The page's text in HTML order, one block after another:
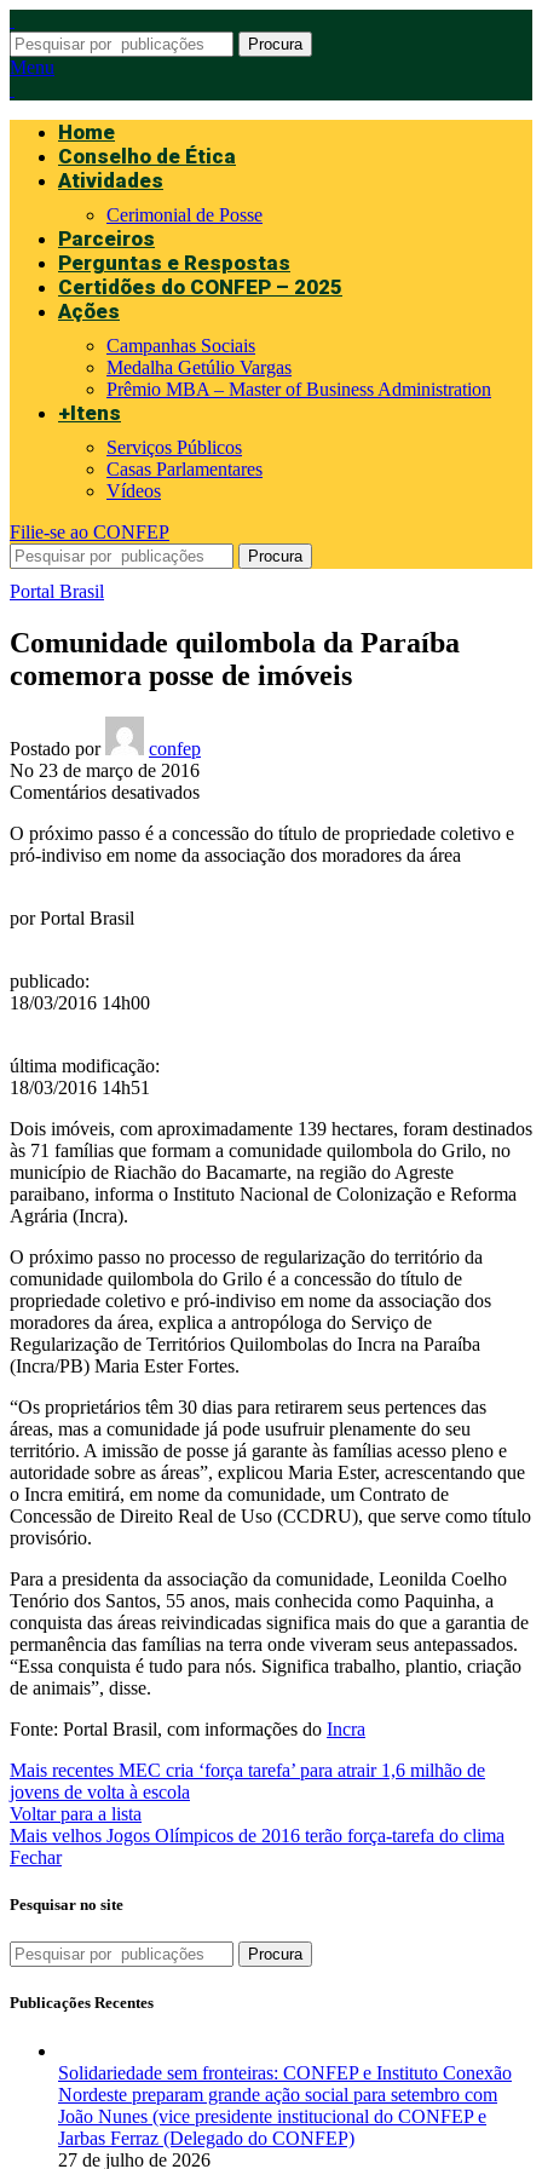
Procura
Menu
Home
Conselho de Ética
Atividades
Cerimonial de Posse
Parceiros
Perguntas e Respostas
Certidões do CONFEP – 2025
Ações
Campanhas Sociais
Medalha Getúlio Vargas
Prêmio MBA – Master of Business Administration
+Itens
Serviços Públicos
Casas Parlamentares
Vídeos
Filie-se ao CONFEP
Procura
Portal Brasil
Comunidade quilombola da Paraíba
comemora posse de imóveis
Postado por
confep
No 23 de março de 2016
Comentários desativadosem
quilombola
da
O próximo passo é a concessão do título de propriedade coletivo e
pró-indiviso em nome da associação dos moradores da área
porPortal Brasil
publicado:
18/03/2016 14h00
última modificação:
18/03/2016 14h51
Dois imóveis, com aproximadamente 139 hectares, foram destinados
às 71 famílias que formam a comunidade quilombola do Grilo, no
município de Riachão do Bacamarte, na região do Agreste
paraibano, informa o Instituto Nacional de Colonização e Reforma
Agrária (Incra).
O próximo passo no processo de regularização do território da
comunidade quilombola do Grilo é a concessão do título de
propriedade coletivo e pró-indiviso em nome da associação dos
moradores da área, explica a antropóloga do Serviço de
Regularização de Territórios Quilombolas do Incra na Paraíba
(Incra/PB) Maria Ester Fortes.
“Os proprietários têm 30 dias para retirarem seus pertences das
áreas, mas a comunidade já pode usufruir plenamente do seu
território. A imissão de posse já garante às famílias acesso pleno e
autoridade sobre as áreas”, explicou Maria Ester, acrescentando que
o Incra emitirá, em nome da comunidade, um Contrato de
Concessão de Direito Real de Uso (CCDRU), que serve como título
provisório.
Para a presidenta da associação da comunidade, Leonilda Coelho
Tenório dos Santos, 55 anos, mais conhecida como Paquinha, a
conquista das áreas reivindicadas significa mais do que a garantia de
permanência das famílias na terra onde viveram seus antepassados.
“Essa conquista é tudo para nós. Significa trabalho, plantio, criação
de animais”, disse.
Fonte: Portal Brasil, com informações do Incra
Mais recentes MEC cria ‘força tarefa’ para atrair 1,6 milhão de
jovens de volta à escola
Voltar para a lista
Mais velhos Jogos Olímpicos de 2016 terão força-tarefa do clima
Fechar
Pesquisar no site
Procura
Publicações Recentes
Solidariedade sem fronteiras: CONFEP e Instituto Conexão
Nordeste preparam grande ação social para setembro com
João Nunes (vice presidente institucional do CONFEP e
Jarbas Ferraz (Delegado do CONFEP)
27 de julho de 2026